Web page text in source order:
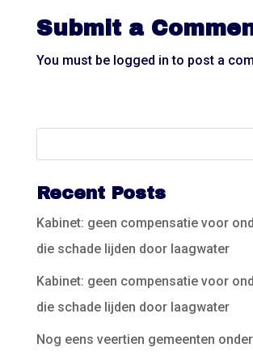
Submit a
You must be logged in to post a
Recent Posts
Kabinet: geen compensatie voor
die schade lijden door laagwater
Kabinet: geen compensatie voor
die schade lijden door laagwater
Nog eens veertien gemeenten